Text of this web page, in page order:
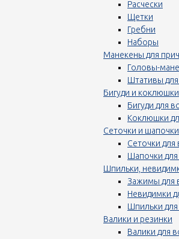
Расчески
Щетки
Гребни
Наборы
Манекены для
Головы-
Штативы
Бигуди и коклюшки
Бигуди для
Коклюшки
Сеточки и
Сеточки для
Шапочки
Шпильки,
Зажимы для
Невидимки
Шпильки
Валики и резинки
Валики для